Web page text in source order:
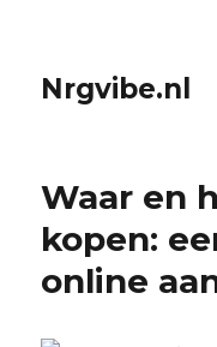
Nrgvibe.nl
Waar en
kopen:
online